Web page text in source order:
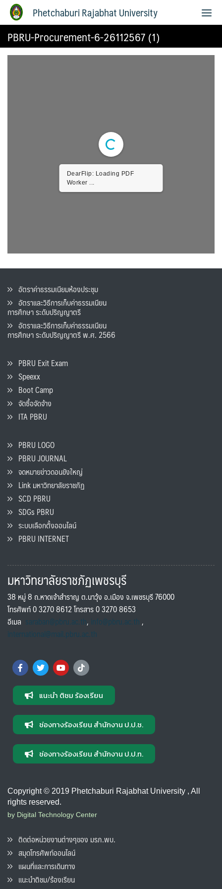
Phetchaburi Rajabhat University
PBRU-Procurement-6-26112567 (1)
DearFlip: Loading PDF
Worker ...
อัตราค่าธรรมเนียมห้องประชุม
อัตราและวิธีการเก็บค่าธรรมเนียน
การศึกษา ระดับปริญญาตรี
อัตราและวิธีการเก็บค่าธรรมเนียน
การศึกษา ระดับปริญญาตรี พ.ศ. 2566
PBRU Exit Exam
Speexx
Boot Camp
จัดซื้อจัดจ้าง
ITA PBRU
PBRU LOGO
PBRU JOURNAL
จดหมายข่าวดอนขังใหญ่
Link มหาวิทยาลัยราชภัฏ
SCD PBRU
SDGs PBRU
ระบบเลือกตั้งออนไลน์
PBRU INTERNET
มหาวิทยาลัยราชภัฏเพชรบุรี
38 หมู่ 8 ถ.หาดเจ้าสำราญ ต.นาวุ้ง อ.เมือง จ.เพชรบุรี 76000
โทรศัพท์ 0 3270 8612 โทรสาร 0 3270 8653
อีเมล saraban@pbru.ac.th, info@pbru.ac.th,
international@mail.pbru.ac.th
แนะนำ ติชม ร้องเรียน
ช่องทางร้องเรียน สำนักงาน ป.ป.ช.
ช่องทางร้องเรียน สำนักงาน ป.ป.ท.
Copyright © 2019 Phetchaburi Rajabhat University , All
rights reserved.
by Digital Technology Center
ติดต่อหน่วยงานต่างๆของ มรภ.พบ.
สมุดโทรศัพท์ออนไลน์
แผนที่และการเดินทาง
แนะนำติชม/ร้องเรียน